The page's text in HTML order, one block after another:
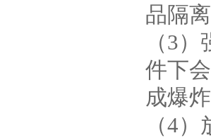
品隔
（3
件下
成爆
（4